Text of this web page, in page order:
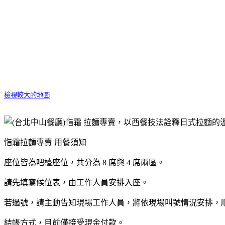
檢視較大的地圖
恉霜拉麵專賣 用餐須知
座位皆為吧檯座位，共分為 8 席與 4 席兩區。
請先填寫候位表，由工作人員安排入座。
若過號，請主動告知現場工作人員，將依現場叫號情況安排，
結帳方式，目前僅接受現金付款。